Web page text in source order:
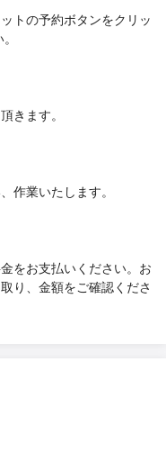
トの予約ボタンをクリッ
きます。
作業いたします。
をお支払いください。お
り、金額をご確認くださ